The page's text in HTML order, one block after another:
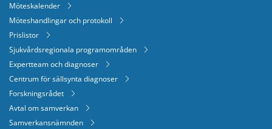
Möteskalender
Möteshandlingar och protokoll
Prislistor
Sjukvårdsregionala programområden
Expertteam och diagnoser
Centrum för sällsynta diagnoser
Forskningsrådet
Avtal om samverkan
Samverkansnämnden